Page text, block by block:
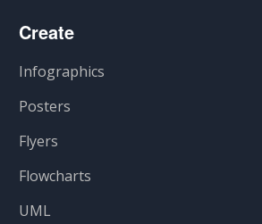
Create
Infographics
Posters
Flyers
Flowcharts
UML